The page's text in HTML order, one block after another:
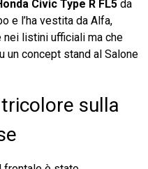
Civic Type R FL5 da
e l’ha vestita da Alfa,
listini ufficiali ma che
un concept stand al Salone
sulla